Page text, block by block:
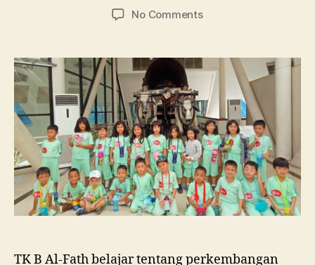
No Comments
TK B Al-Fath belajar tentang perkembangan